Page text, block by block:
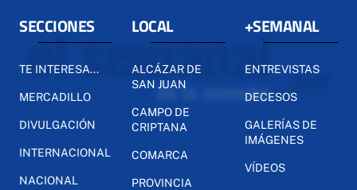
SECCIONES
TE INTERESA...
MERCADILLO
DIVULGACIÓN
INTERNACIONAL
NACIONAL
LOCAL
ALCÁZAR DE
SAN JUAN
CAMPO DE
CRIPTANA
COMARCA
PROVINCIA
+SEMANAL
ENTREVISTAS
DECESOS
GALERÍAS DE
IMÁGENES
VÍDEOS